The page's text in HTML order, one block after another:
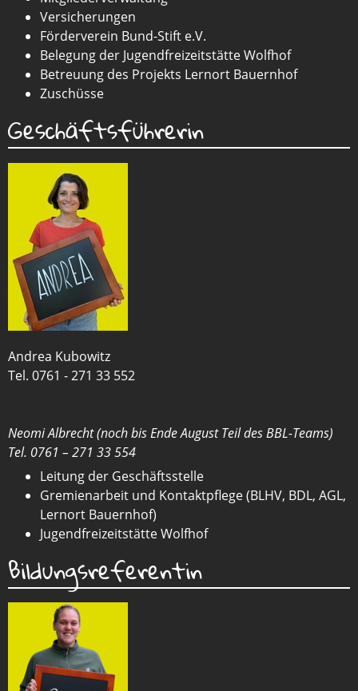
Versicherungen
Förderverein Bund-Stift e.V.
Belegung der Jugendfreizeitstätte Wolfhof
Betreuung des Projekts Lernort Bauernhof
Zuschüsse
Geschäftsführerin
Andrea Kubowitz
Tel. 0761 - 271 33 552
Neomi Albrecht (noch bis Ende August Teil des BBL-Teams)
Tel. 0761 – 271 33 554
Leitung der Geschäftsstelle
Gremienarbeit und Kontaktpflege (BLHV, BDL, AGL,
Lernort Bauernhof)
Jugendfreizeitstätte Wolfhof
Bildungsreferentin